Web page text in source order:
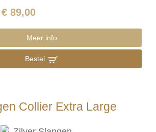
€ 89,00
Meer info
Bestel
Collier Extra Large